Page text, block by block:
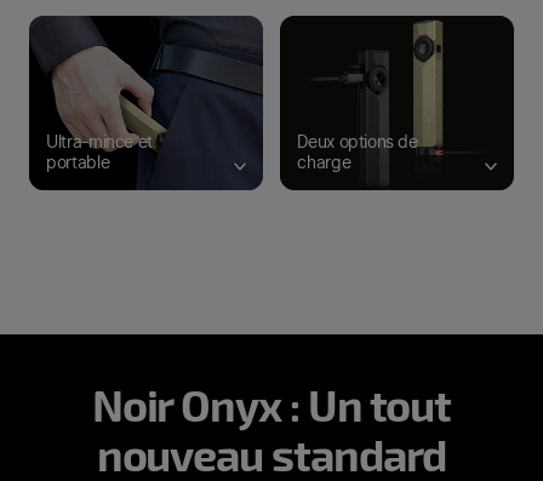
Ultra-mince et
portable
Deux options de
charge
Noir Onyx : Un tout
nouveau standard